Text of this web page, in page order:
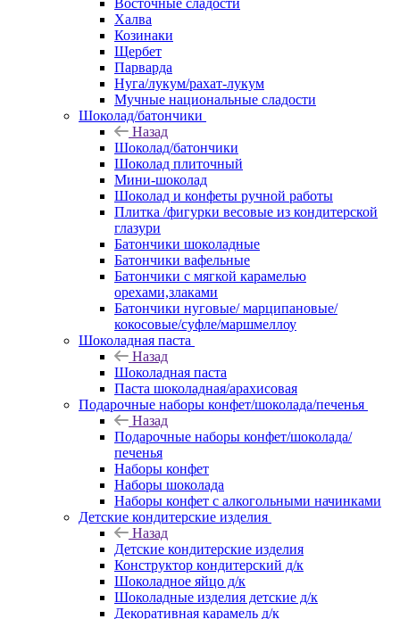
Восточные сладости
Халва
Козинаки
Щербет
Парварда
Нуга/лукум/рахат-лукум
Мучные национальные сладости
Шоколад/батончики
Назад
Шоколад/батончики
Шоколад плиточный
Мини-шоколад
Шоколад и конфеты ручной работы
Плитка /фигурки весовые из кондитерской
глазури
Батончики шоколадные
Батончики вафельные
Батончики с мягкой карамелью
орехами,злаками
Батончики нуговые/ марципановые/
кокосовые/суфле/маршмеллоу
Шоколадная паста
Назад
Шоколадная паста
Паста шоколадная/арахисовая
Подарочные наборы конфет/шоколада/печенья
Назад
Подарочные наборы конфет/шоколада/
печенья
Наборы конфет
Наборы шоколада
Наборы конфет с алкогольными начинками
Детские кондитерские изделия
Назад
Детские кондитерские изделия
Конструктор кондитерский д/к
Шоколадное яйцо д/к
Шоколадные изделия детские д/к
Декоративная карамель д/к